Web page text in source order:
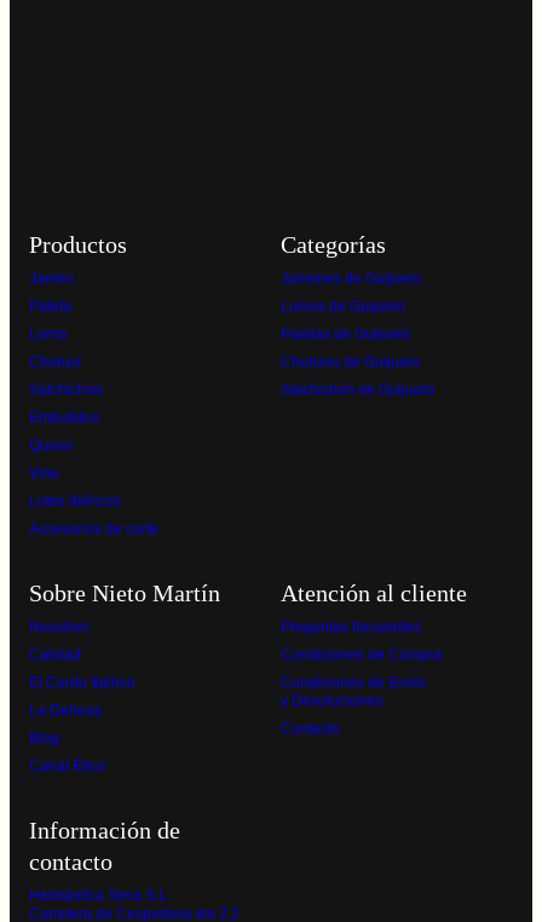
Productos
Jamón
Paleta
Lomo
Chorizo
Salchichón
Embutidos
Queso
Vino
Lotes ibéricos
Accesorios de corte
Categorías
Jamones de Guijuelo
Lomos de Guijuelo
Paletas de Guijuelo
Chorizos de Guijuelo
Salchichón de Guijuelo
Sobre Nieto Martín
Nosotros
Calidad
El Cerdo Ibérico
La Dehesa
Blog
Canal Ético
Atención al cliente
Preguntas frecuentes
Condiciones de Compra
Condiciones de Envío
y Devoluciones
Contacto
Información de
contacto
Helmántica Terra S.L.
Carretera de Cespedosa km 2,2